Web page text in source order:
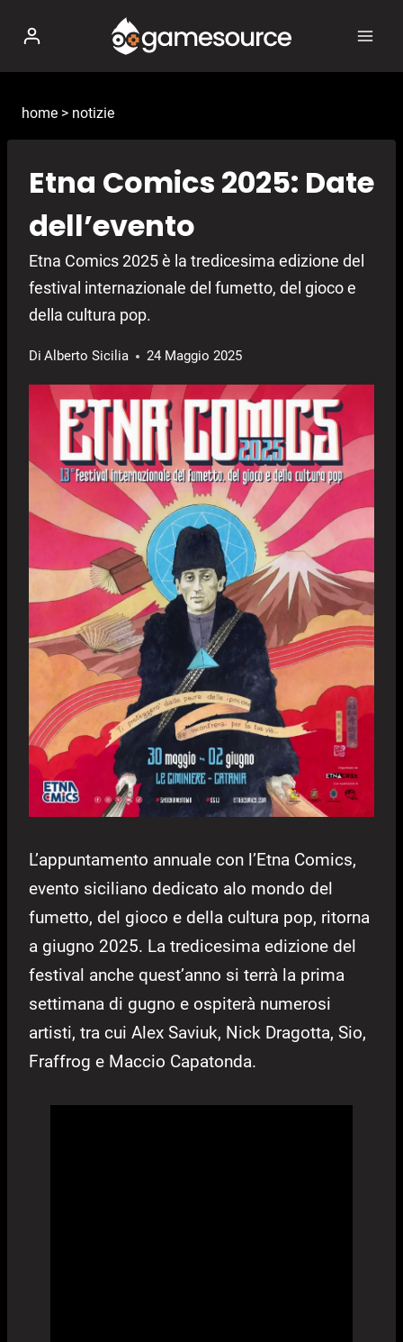
contenuto
home > notizie
Etna Comics 2025: Date
dell’evento
Etna Comics 2025 è la tredicesima edizione del
festival internazionale del fumetto, del gioco e
della cultura pop.
Di Alberto Sicilia 24 Maggio 2025
L’appuntamento annuale con l’Etna Comics,
evento siciliano dedicato alo mondo del
fumetto, del gioco e della cultura pop, ritorna
a giugno 2025. La tredicesima edizione del
festival anche quest’anno si terrà la prima
settimana di gugno e ospiterà numerosi
artisti, tra cui Alex Saviuk, Nick Dragotta, Sio,
Fraffrog e Maccio Capatonda.